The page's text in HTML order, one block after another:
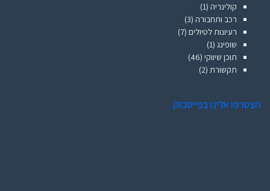
קולינריה (1)
רכב ותחבורה (3)
רעיונות לטיולים (7)
שופינג (1)
תוכן שיווקי (46)
תקשורת (2)
הצטרפו אלינו בפייסבוק